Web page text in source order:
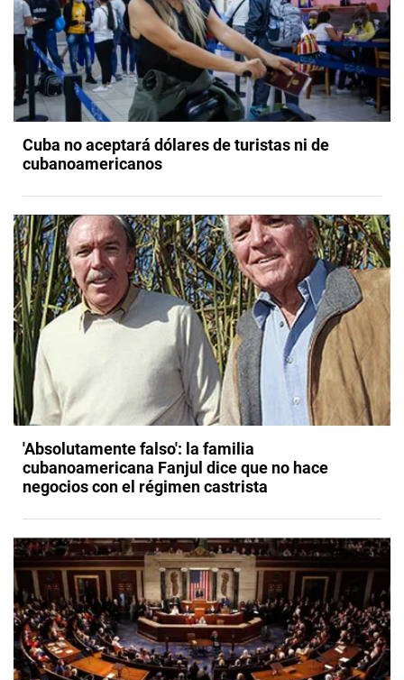
Cuba no aceptará dólares de turistas ni de
cubanoamericanos
'Absolutamente falso': la familia
cubanoamericana Fanjul dice que no hace
negocios con el régimen castrista